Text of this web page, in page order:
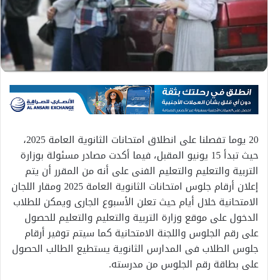
20 يوما تفصلنا على انطلاق امتحانات الثانوية العامة 2025،
حيث تبدأ 15 يونيو المقبل، فيما أكدت مصادر مسئولة بوزارة
التربية والتعليم والتعليم الفنى على أنه من المقرر أن يتم
إعلان أرقام جلوس امتحانات الثانوية العامة 2025 ومقار اللجان
الامتحانية خلال أيام حيث تعلن الأسبوع الجارى ويمكن للطلاب
الدخول على موقع وزارة التربية والتعليم والتعليم للحصول
على رقم الجلوس واللجنة الامتحانية كما سيتم توفير أرقام
جلوس الطلاب فى المدارس الثانوية يستطيع الطالب الحصول
على بطاقة رقم الجلوس من مدرسته.